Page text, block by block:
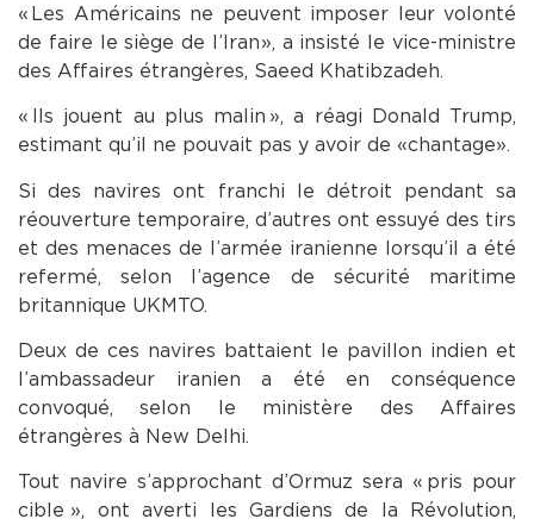
« Les Américains ne peuvent imposer leur volonté
de faire le siège de l’Iran », a insisté le vice-ministre
des Affaires étrangères, Saeed Khatibzadeh.
« Ils jouent au plus malin », a réagi Donald Trump,
estimant qu’il ne pouvait pas y avoir de « chantage ».
Si des navires ont franchi le détroit pendant sa
réouverture temporaire, d’autres ont essuyé des tirs
et des menaces de l’armée iranienne lorsqu’il a été
refermé, selon l’agence de sécurité maritime
britannique UKMTO.
Deux de ces navires battaient le pavillon indien et
l’ambassadeur iranien a été en conséquence
convoqué, selon le ministère des Affaires
étrangères à New Delhi.
Tout navire s’approchant d’Ormuz sera « pris pour
cible », ont averti les Gardiens de la Révolution,